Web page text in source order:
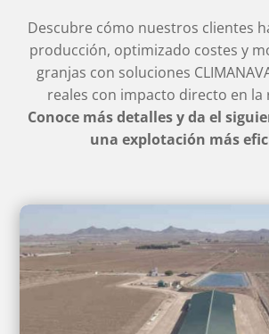
Descubre cómo nuestros clientes
producción, optimizado costes y
granjas con soluciones
reales con impacto directo en la
Conoce más detalles y da el
una explotación más